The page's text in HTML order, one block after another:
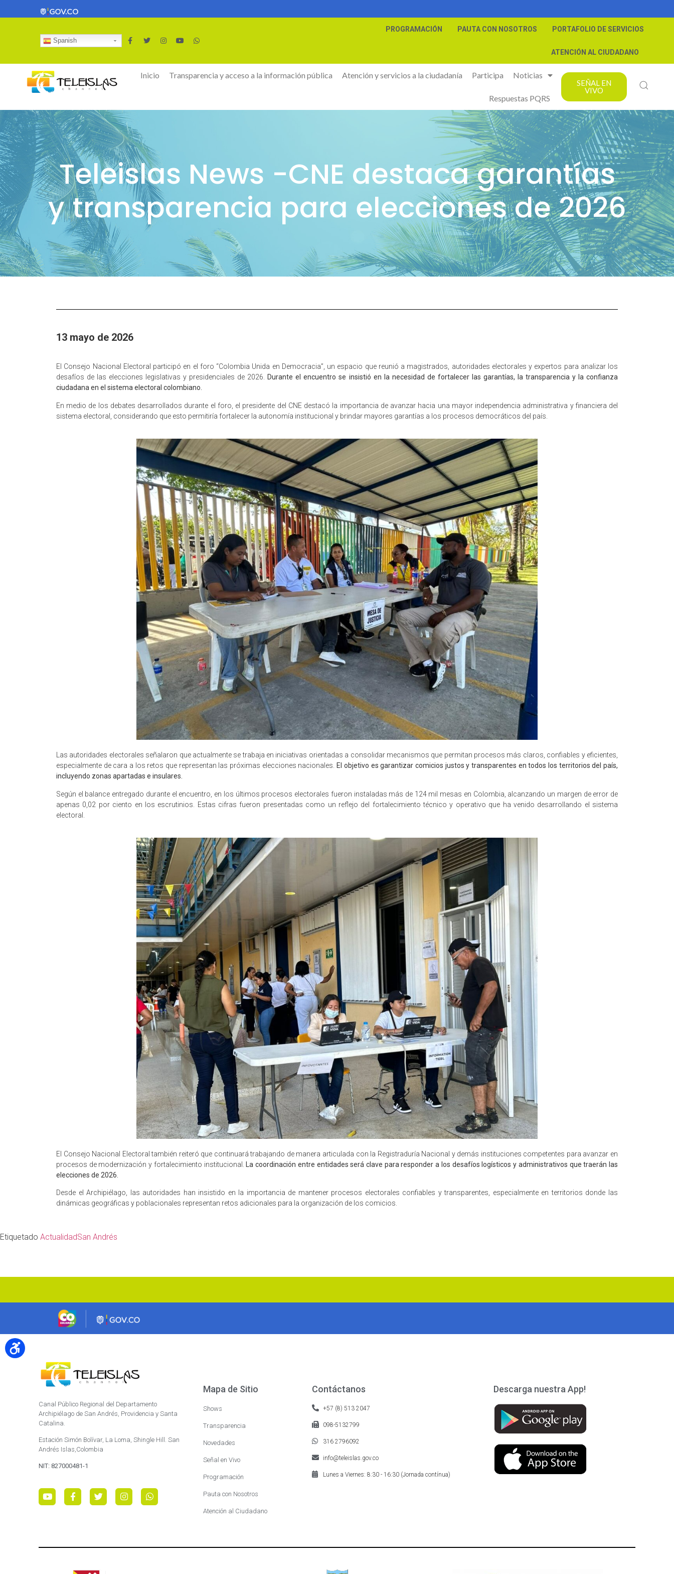
Spanish
PROGRAMACIÓN PAUTA CON NOSOTROS PORTAFOLIO DE SERVICIOS
ATENCIÓN AL CIUDADANO
Inicio Transparencia y acceso a la información pública Atención y servicios a la ciudadanía Participa Noticias
Respuestas PQRS
SEÑAL EN
VIVO
Teleislas News -CNE destaca garantías
y transparencia para elecciones de 2026
13 mayo de 2026
El Consejo Nacional Electoral participó en el foro “Colombia Unida en Democracia”, un espacio que reunió a magistrados, autoridades electorales y expertos para analizar los
desafíos de las elecciones legislativas y presidenciales de 2026. Durante el encuentro se insistió en la necesidad de fortalecer las garantías, la transparencia y la confianza
ciudadana en el sistema electoral colombiano.
En medio de los debates desarrollados durante el foro, el presidente del CNE destacó la importancia de avanzar hacia una mayor independencia administrativa y financiera del
sistema electoral, considerando que esto permitiría fortalecer la autonomía institucional y brindar mayores garantías a los procesos democráticos del país.
Las autoridades electorales señalaron que actualmente se trabaja en iniciativas orientadas a consolidar mecanismos que permitan procesos más claros, confiables y eficientes,
especialmente de cara a los retos que representan las próximas elecciones nacionales. El objetivo es garantizar comicios justos y transparentes en todos los territorios del país,
incluyendo zonas apartadas e insulares.
Según el balance entregado durante el encuentro, en los últimos procesos electorales fueron instaladas más de 124 mil mesas en Colombia, alcanzando un margen de error de
apenas 0,02 por ciento en los escrutinios. Estas cifras fueron presentadas como un reflejo del fortalecimiento técnico y operativo que ha venido desarrollando el sistema
electoral.
El Consejo Nacional Electoral también reiteró que continuará trabajando de manera articulada con la Registraduría Nacional y demás instituciones competentes para avanzar en
procesos de modernización y fortalecimiento institucional.
La coordinación entre entidades será clave para responder a los desafíos logísticos y administrativos que traerán las
elecciones de 2026.
Desde el Archipiélago, las autoridades han insistido en la importancia de mantener procesos electorales confiables y transparentes, especialmente en territorios donde las
dinámicas geográficas y poblacionales representan retos adicionales para la organización de los comicios.
Etiquetado ActualidadSan Andrés
Canal Público Regional del Departamento
Archipiélago de San Andrés, Providencia y Santa
Catalina.
Estación Simón Bolívar, La Loma, Shingle Hill. San
Andrés Islas,Colombia
NIT: 827000481-1
Mapa de Sitio
Shows
Transparencia
Novedades
Señal en Vivo
Programación
Pauta con Nosotros
Atención al Ciudadano
Contáctanos
+57 (8) 513 2047
098-5132799
316 2796092
info@teleislas.gov.co
Lunes a Viernes: 8:30 - 16:30 (Jornada contínua)
Descarga nuestra App!